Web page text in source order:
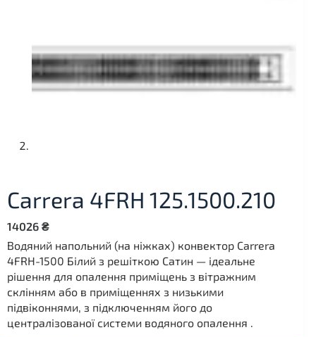
Carrera 4FRH 125.1500.210
14026 ₴
Водяний напольний (на ніжках) конвектор Carrera
4FRH-1500 Білий з решіткою Сатин — ідеальне
рішення для опалення приміщень з вітражним
склінням або в приміщеннях з низькими
підвіконнями, з підключенням його до
централізованої системи водяного опалення .